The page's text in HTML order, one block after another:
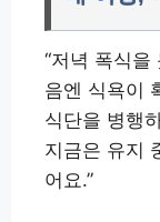
“저녁 폭식을
음엔 식욕이
식단을 병행
지금은 유지
어요.”